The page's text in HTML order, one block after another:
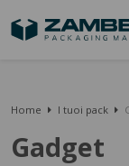
Home I tuoi pack
Gadget